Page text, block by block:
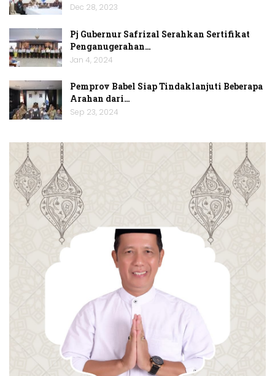
Dec 28, 2023
Pj Gubernur Safrizal Serahkan Sertifikat
Penganugerahan…
Jan 4, 2024
Pemprov Babel Siap Tindaklanjuti Beberapa
Arahan dari…
Sep 23, 2024